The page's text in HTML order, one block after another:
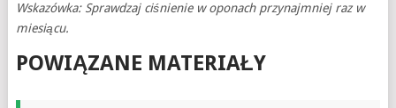
Wskazówka: Sprawdzaj ciśnienie w oponach przynajmniej raz w
miesiącu.
POWIĄZANE MATERIAŁY